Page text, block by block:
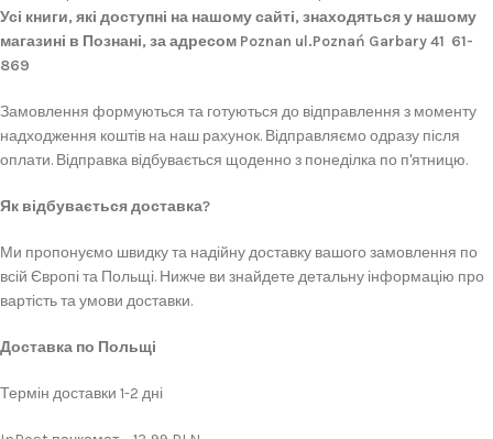
Усі книги, які доступні на нашому сайті, знаходяться у нашому
магазині в Познані, за адресом Poznan ul.Poznań Garbary 41 61-
869
Замовлення формуються та готуються до відправлення з моменту
надходження коштів на наш рахунок. Відправляємо одразу після
оплати. Відправка відбувається щоденно з понеділка по п'ятницю.
Як відбувається доставка?
Ми пропонуємо швидку та надійну доставку вашого замовлення по
всій Європі та Польщі. Нижче ви знайдете детальну інформацію про
вартість та умови доставки.
Доставка по Польщі
Термін доставки 1-2 дні